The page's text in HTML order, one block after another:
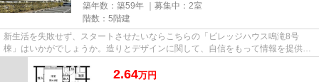
築年数：築59年 ｜募集中： 2室
階数：5階建
新生活を失敗せず、スタートさせたいならこちらの「ビレッジハウス鳴滝8号
棟」はいかがでしょうか。造りとデザインに関して、自信をもって情報を提供で
2.64万円